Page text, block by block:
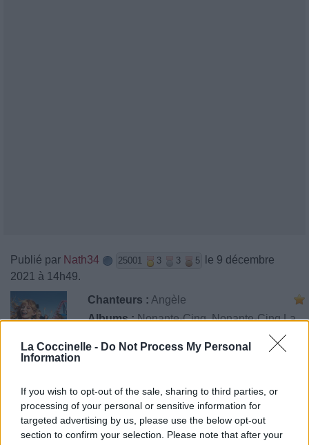
La Coccinelle - Do Not Process My Personal
Information
If you wish to opt-out of the sale, sharing to third parties, or
processing of your personal or sensitive information for
targeted advertising by us, please use the below opt-out
section to confirm your selection. Please note that after your
Publié par Nath34 25001 3 3 5
le 9 décembre
2021 à 14h49.
Chanteurs : Angèle
Albums : Nonante-Cinq,Nonante-Cinq La
Paroles Téléchargement
Vidéos
Commentaires